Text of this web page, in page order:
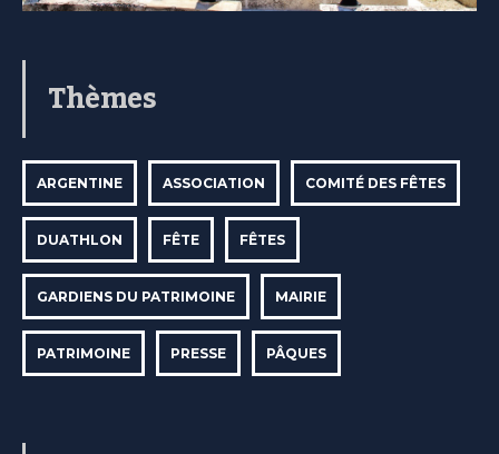
Thèmes
ARGENTINE ASSOCIATION COMITÉ DES FÊTES
DUATHLON FÊTE FÊTES
GARDIENS DU PATRIMOINE MAIRIE
PATRIMOINE PRESSE PÂQUES